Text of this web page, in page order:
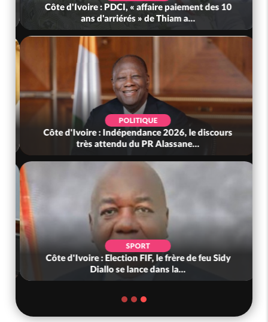
Côte d'Ivoire : PDCI, « affaire paiement des 10
ans d'arriérés » de Thiam a...
POLITIQUE
Côte d'Ivoire : Indépendance 2026, le discours
très attendu du PR Alassane...
SPORT
Côte d'Ivoire : Election FIF, le frère de feu Sidy
Diallo se lance dans la...